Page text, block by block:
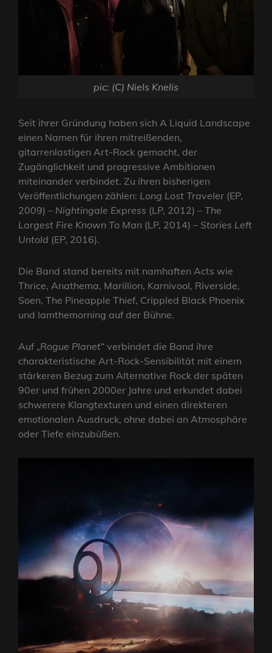
pic: (C) Niels Knelis
Seit ihrer Gründung haben sich A Liquid Landscape
einen Namen für ihren mitreißenden,
gitarrenlastigen Art-Rock gemacht, der
Zugänglichkeit und progressive Ambitionen
miteinander verbindet. Zu ihren bisherigen
Veröffentlichungen zählen: Long Lost Traveler (EP,
2009) – Nightingale Express (LP, 2012) – The
Largest Fire Known To Man (LP, 2014) – Stories Left
Untold (EP, 2016).
Die Band stand bereits mit namhaften Acts wie
Thrice, Anathema, Marillion, Karnivool, Riverside,
Soen, The Pineapple Thief, Crippled Black Phoenix
und Iamthemorning auf der Bühne.
Auf „Rogue Planet“ verbindet die Band ihre
charakteristische Art-Rock-Sensibilität mit einem
stärkeren Bezug zum Alternative Rock der späten
90er und frühen 2000er Jahre und erkundet dabei
schwerere Klangtexturen und einen direkteren
emotionalen Ausdruck, ohne dabei an Atmosphäre
oder Tiefe einzubüßen.